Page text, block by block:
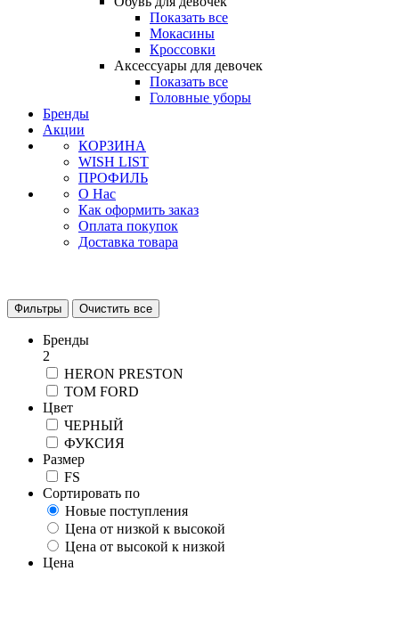
Показать все
Мокасины
Кроссовки
Аксессуары для девочек
Показать все
Головные уборы
Бренды
Акции
КОРЗИНА
WISH LIST
ПРОФИЛЬ
О Нас
Как оформить заказ
Оплата покупок
Доставка товара
Фильтры Очистить все
Бренды
2
HERON PRESTON
TOM FORD
Цвет
ЧЕРНЫЙ
ФУКСИЯ
Размер
FS
Сортировать по
Новые поступления
Цена от низкой к высокой
Цена от высокой к низкой
Цена